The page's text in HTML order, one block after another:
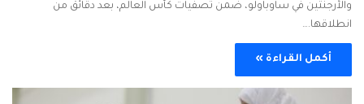
والأرجنتين في ساوباولو، ضمن تصفيات كأس العالم، بعد دقائق من
انطلاقها.…
أكمل القراءة »